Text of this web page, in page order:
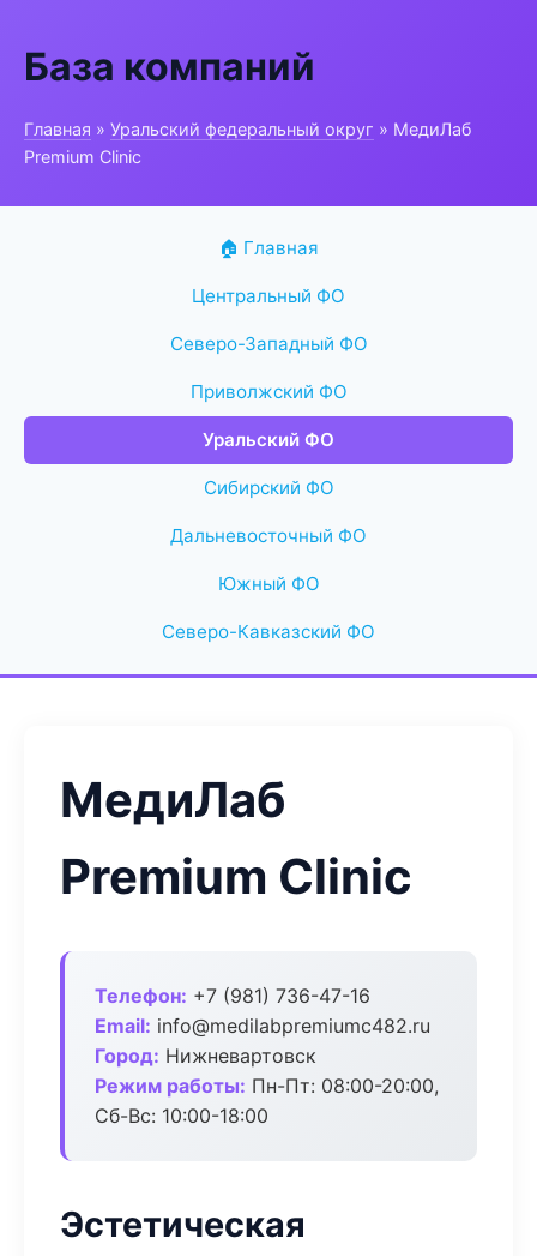
База компаний
Главная » Уральский федеральный округ » МедиЛаб
Premium Clinic
🏠 Главная
Центральный ФО
Северо-Западный ФО
Приволжский ФО
Уральский ФО
Сибирский ФО
Дальневосточный ФО
Южный ФО
Северо-Кавказский ФО
МедиЛаб
Premium Clinic
Телефон: +7 (981) 736-47-16
Email: info@medilabpremiumc482.ru
Город: Нижневартовск
Режим работы: Пн-Пт: 08:00-20:00,
Сб-Вс: 10:00-18:00
Эстетическая